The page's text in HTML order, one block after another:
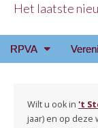
Het laatste
Main
Skip
RPVA
Wilt u ook in 't
jaar) en op deze